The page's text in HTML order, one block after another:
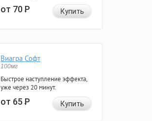
от 70Р Купить
Виагра Софт
100мг
Быстрое наступление эффекта,
уже через 20 минут.
от 65Р Купить